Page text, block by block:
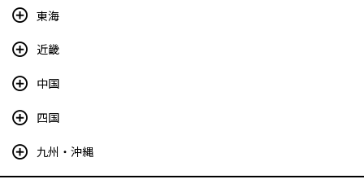
東海
近畿
中国
四国
九州・沖縄